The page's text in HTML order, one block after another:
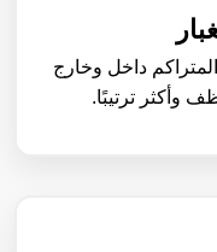
المتراكم داخل وخارج
وأكثر ترتيبًا.